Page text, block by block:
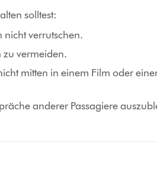
solltest:
nicht verrutschen.
zu vermeiden.
mitten in einem Film oder
anderer Passagiere